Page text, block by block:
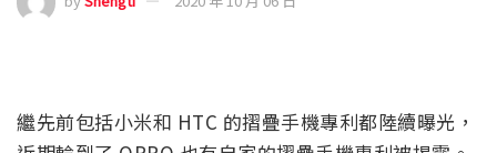
繼先前包括小米和 HTC 的摺疊手機專利都陸續曝光，